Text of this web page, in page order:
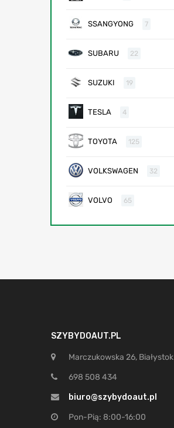
SSANGYONG 7
SUBARU 22
SUZUKI 19
TESLA 4
TOYOTA 125
VOLKSWAGEN 32
VOLVO 65
SZYBYDOAUT.PL
Marczukowska 26, Białystok
698 508 434
biuro@szybydoaut.pl
Pon-Pią: 8:00-16:00